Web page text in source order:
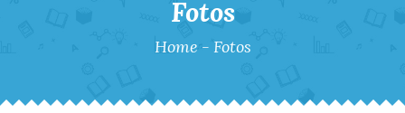
Fotos
Home - Fotos